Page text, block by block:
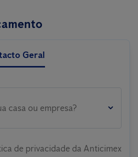
Geral
casa ou empresa?
de privacidade da Anticimex